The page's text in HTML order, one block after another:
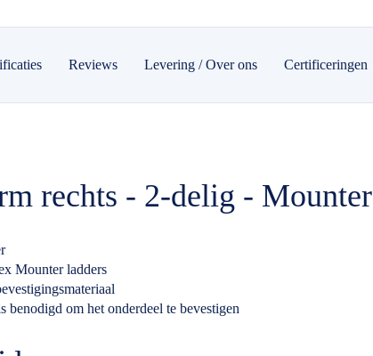
Reviews Levering / Over ons Certificeringen
rechts - 2-delig - Mounter
Mounter ladders
om het onderdeel te bevestigen